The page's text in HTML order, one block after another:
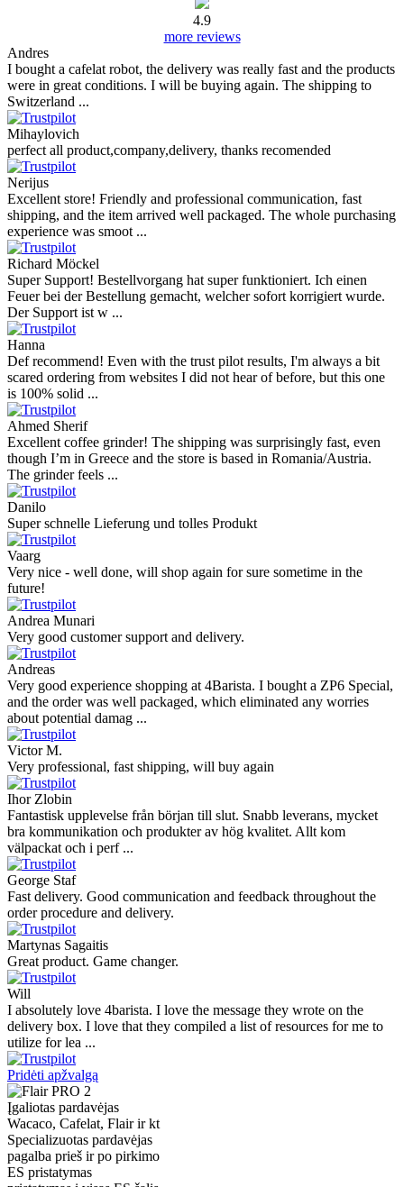
4.9
more reviews
Andres
I bought a cafelat robot, the delivery was really fast and the products
were in great conditions. I will be buying again. The shipping to
Switzerland ...
Mihaylovich
perfect all product,company,delivery, thanks recomended
Nerijus
Excellent store! Friendly and professional communication, fast
shipping, and the item arrived well packaged. The whole purchasing
experience was smoot ...
Richard Möckel
Super Support! Bestellvorgang hat super funktioniert. Ich einen
Feuer bei der Bestellung gemacht, welcher sofort korrigiert wurde.
Der Support ist w ...
Hanna
Def recommend! Even with the trust pilot results, I'm always a bit
scared ordering from websites I did not hear of before, but this one
is 100% solid ...
Ahmed Sherif
Excellent coffee grinder! The shipping was surprisingly fast, even
though I’m in Greece and the store is based in Romania/Austria.
The grinder feels ...
Danilo
Super schnelle Lieferung und tolles Produkt
Vaarg
Very nice - well done, will shop again for sure sometime in the
future!
Andrea Munari
Very good customer support and delivery.
Andreas
Very good experience shopping at 4Barista. I bought a ZP6 Special,
and the order was well packaged, which eliminated any worries
about potential damag ...
Victor M.
Very professional, fast shipping, will buy again
Ihor Zlobin
Fantastisk upplevelse från början till slut. Snabb leverans, mycket
bra kommunikation och produkter av hög kvalitet. Allt kom
välpackat och i perf ...
George Staf
Fast delivery. Good communication and feedback throughout the
order procedure and delivery.
Martynas Sagaitis
Great product. Game changer.
Will
I absolutely love 4barista. I love the message they wrote on the
delivery box. I love that they compiled a list of resources for me to
utilize for lea ...
Pridėti apžvalgą
Įgaliotas pardavėjas
Wacaco, Cafelat, Flair ir kt
Specializuotas pardavėjas
pagalba prieš ir po pirkimo
ES pristatymas